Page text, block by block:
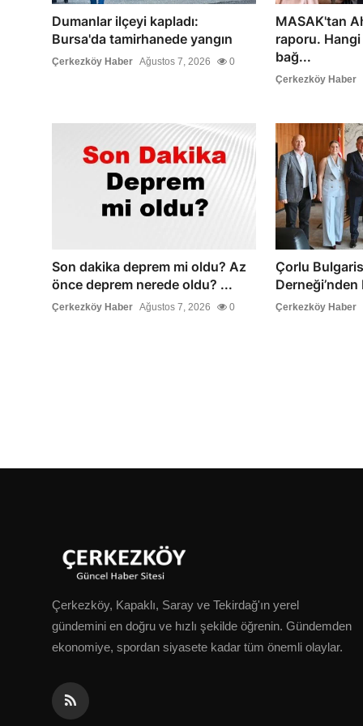
Dumanlar ilçeyi kapladı:
Bursa'da tamirhanede yangın
Çerkezköy Haber Ağustos 7, 2026 0
MASAK'tan
raporu.
bağ...
Çerkezköy Haber
Son dakika deprem mi oldu? Az
önce deprem nerede oldu? ...
Çerkezköy Haber Ağustos 7, 2026 0
Çorlu
Derneği’nden
Çerkezköy Haber
Çerkezköy, Kapaklı, Saray ve Tekirdağ'ın yerel
gündemini en doğru ve hızlı şekilde öğrenin. Gündemden
ekonomiye, spordan siyasete kadar tüm önemli olaylar.